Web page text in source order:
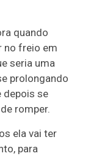
quando
no freio em
seria uma
prolongando
depois se
romper.
ela vai ter
para